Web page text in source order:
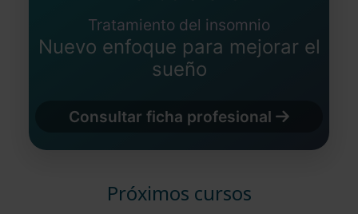
Tratamiento del insomnio
Nuevo enfoque para mejorar el
sueño
Consultar ficha profesional
Próximos cursos